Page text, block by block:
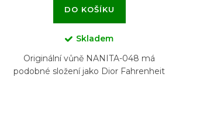
DO KOŠÍKU
Skladem
Originální vůně NANITA-048 má
podobné složení jako Dior Fahrenheit